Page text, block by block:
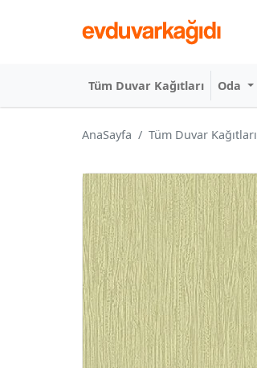
Tüm Duvar Kağıtları Oda
AnaSayfa Tüm Duvar Kağıtları